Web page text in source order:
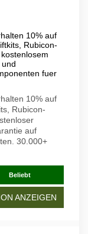
10% auf
Rubicon-
fuer
10% auf
Rubicon-
auf
30.000+
Beliebt
ANZEIGEN